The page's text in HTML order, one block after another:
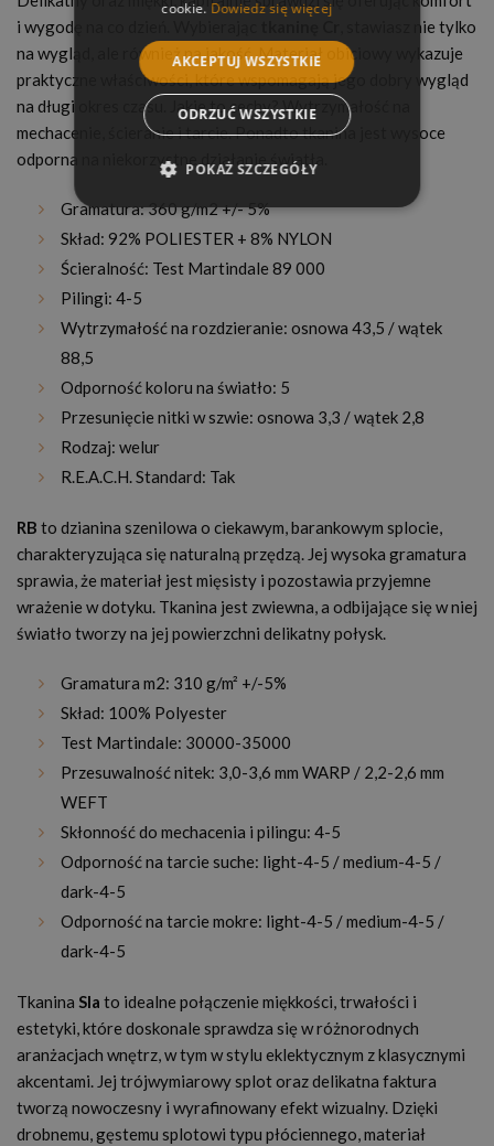
i wygodę na co dzień. Wybierając
, stawiasz nie tylko
na wygląd, ale również na jakość. Materiał obiciowy wykazuje
praktyczne właściwości, które wspomagają jego dobry wygląd
na długi okres czasu. Jakie to cechy? Wytrzymałość na
mechacenie, ścieranie i tarcie. Ponadto tkanina jest wysoce
odporna na niekorzystne działanie światła.
Gramatura: 360 g/m2 +/- 5%
Skład: 92% POLIESTER + 8% NYLON
Ścieralność: Test Martindale 89 000
Pilingi: 4-5
Wytrzymałość na rozdzieranie: osnowa 43,5 / wątek
88,5
Odporność koloru na światło: 5
Przesunięcie nitki w szwie: osnowa 3,3 / wątek 2,8
Rodzaj: welur
R.E.A.C.H. Standard: Tak
RB to dzianina szenilowa o ciekawym, barankowym splocie,
charakteryzująca się naturalną przędzą. Jej wysoka gramatura
sprawia, że materiał jest mięsisty i pozostawia przyjemne
wrażenie w dotyku. Tkanina jest zwiewna, a odbijające się w niej
światło tworzy na jej powierzchni delikatny połysk.
Gramatura m2: 310 g/m² +/-5%
Skład: 100% Polyester
Test Martindale: 30000-35000
Przesuwalność nitek: 3,0-3,6 mm WARP / 2,2-2,6 mm
WEFT
Skłonność do mechacenia i pilingu: 4-5
Odporność na tarcie suche: light-4-5 / medium-4-5 /
dark-4-5
Odporność na tarcie mokre: light-4-5 / medium-4-5 /
dark-4-5
Tkanina Sla to idealne połączenie miękkości, trwałości i
estetyki, które doskonale sprawdza się w różnorodnych
aranżacjach wnętrz, w tym w stylu eklektycznym z klasycznymi
akcentami. Jej trójwymiarowy splot oraz delikatna faktura
tworzą nowoczesny i wyrafinowany efekt wizualny. Dzięki
drobnemu, gęstemu splotowi typu płóciennego, materiał
cookie. Dowiedz się więcej
AKCEPTUJ WSZYSTKIE
ODRZUĆ WSZYSTKIE
POKAŻ SZCZEGÓŁY